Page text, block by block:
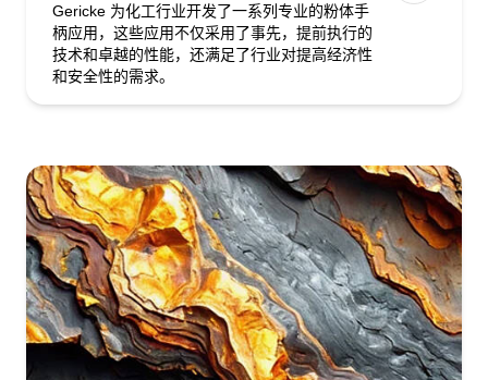
Gericke 为化工行业开发了一系列专业的粉体手
柄应用，这些应用不仅采用了事先，提前执行的
技术和卓越的性能，还满足了行业对提高经济性
和安全性的需求。